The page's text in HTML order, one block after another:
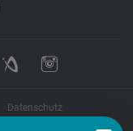
Datenschutz